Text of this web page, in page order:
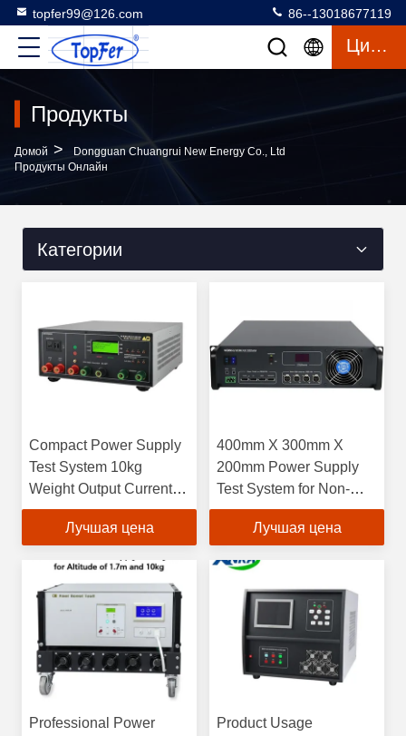
topfer99@126.com 86--13018677119
Цитата
Продукты
Домой >
Dongguan Chuangrui New Energy Co., Ltd
Продукты Онлайн
Категории
Compact Power Supply
Test System 10kg
Weight Output Current 0-
50A ±0.1% Accuracy
Лучшая цена
400mm X 300mm X
200mm Power Supply
Test System for Non-
Standard Performance
and Customized Needs
Лучшая цена
Professional Power
Product Usage